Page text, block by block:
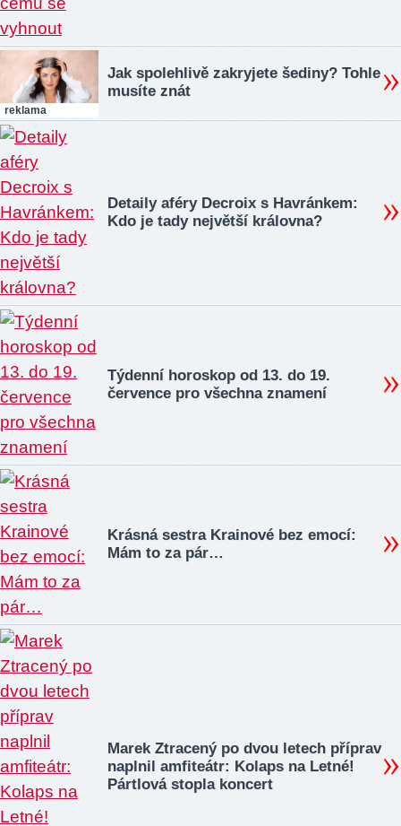
reklama
Jak spolehlivě zakryjete šediny? Tohle
musíte znát
Detaily aféry Decroix s Havránkem:
Kdo je tady největší královna?
Týdenní horoskop od 13. do 19.
července pro všechna znamení
Krásná sestra Krainové bez emocí:
Mám to za pár…
Marek Ztracený po dvou letech příprav
naplnil amfiteátr: Kolaps na Letné!
Pártlová stopla koncert